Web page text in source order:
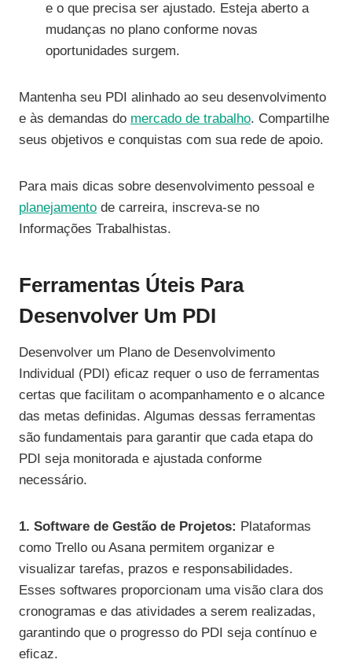
e o que precisa ser ajustado. Esteja aberto a
mudanças no plano conforme novas
oportunidades surgem.
Mantenha seu PDI alinhado ao seu desenvolvimento
e às demandas do mercado de trabalho. Compartilhe
seus objetivos e conquistas com sua rede de apoio.
Para mais dicas sobre desenvolvimento pessoal e
planejamento de carreira, inscreva-se no
Informações Trabalhistas.
Ferramentas Úteis Para
Desenvolver Um PDI
Desenvolver um Plano de Desenvolvimento
Individual (PDI) eficaz requer o uso de ferramentas
certas que facilitam o acompanhamento e o alcance
das metas definidas. Algumas dessas ferramentas
são fundamentais para garantir que cada etapa do
PDI seja monitorada e ajustada conforme
necessário.
1. Software de Gestão de Projetos: Plataformas
como Trello ou Asana permitem organizar e
visualizar tarefas, prazos e responsabilidades.
Esses softwares proporcionam uma visão clara dos
cronogramas e das atividades a serem realizadas,
garantindo que o progresso do PDI seja contínuo e
eficaz.